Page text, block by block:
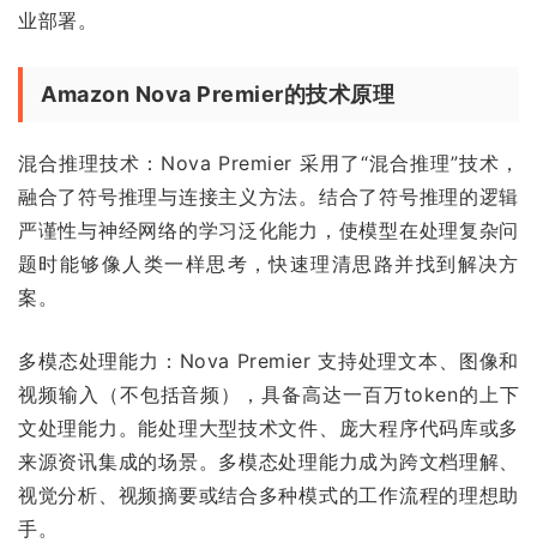
业部署。
Amazon Nova Premier的技术原理
混合推理技术：Nova Premier 采用了“混合推理”技术，
融合了符号推理与连接主义方法。结合了符号推理的逻辑
严谨性与神经网络的学习泛化能力，使模型在处理复杂问
题时能够像人类一样思考，快速理清思路并找到解决方
案。
多模态处理能力：Nova Premier 支持处理文本、图像和
视频输入（不包括音频），具备高达一百万token的上下
文处理能力。能处理大型技术文件、庞大程序代码库或多
来源资讯集成的场景。多模态处理能力成为跨文档理解、
视觉分析、视频摘要或结合多种模式的工作流程的理想助
手。